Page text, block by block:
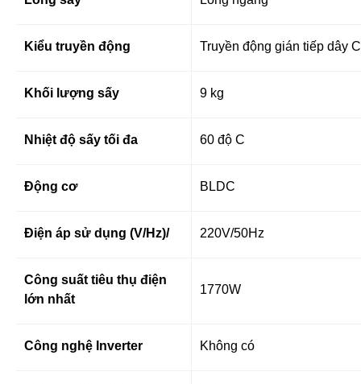
Kiểu truyền động Truyền động gián tiếp dây
Khối lượng sấy 9 kg
Nhiệt độ sấy tối đa 60 độ C
Động cơ BLDC
Điện áp sử dụng (V/Hz)/ 220V/50Hz
Công suất tiêu thụ điện
lớn nhất
1770W
Công nghệ Inverter Không có